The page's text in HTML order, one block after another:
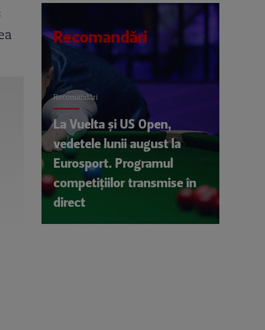
Recomandări
Recomandări
La Vuelta și US Open,
vedetele lunii august la
Eurosport. Programul
competițiilor transmise în
direct